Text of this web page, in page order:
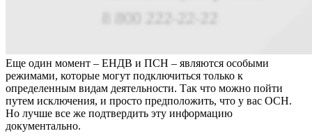
Еще один момент – ЕНДВ и ПСН – являются особыми
режимами, которые могут подключиться только к
определенным видам деятельности. Так что можно пойти
путем исключения, и просто предположить, что у вас ОСН.
Но лучше все же подтвердить эту информацию
документально.